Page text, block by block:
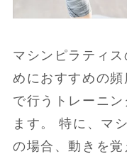
マシンピラティ
めにおすすめの
で行うトレーニ
ます。 特に、マ
の場合、動きを